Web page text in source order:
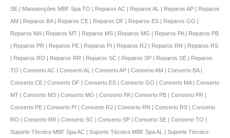
SE | Manutenções MBF Spa TO | Reparos AC | Reparos AL | Reparos AP | Reparos
AM | Reparos BA | Reparos CE | Reparos DF | Reparos ES | Reparos GO |
Reparos MA | Reparos MT | Reparos MS | Reparos MG | Reparos PA | Reparos PB
| Reparos PR | Reparos PE | Reparos PI | Reparos RJ | Reparos RN | Reparos RS
| Reparos RO | Reparos RR | Reparos SC | Reparos SP | Reparos SE | Reparos
TO | Conserto AC | Conserto AL | Conserto AP | Conserto AM | Conserto BA |
Conserto CE | Conserto DF | Conserto ES | Conserto GO | Conserto MA | Conserto
MT | Conserto MS | Conserto MG | Conserto PA | Conserto PB | Conserto PR |
Conserto PE | Conserto PI | Conserto RJ | Conserto RN | Conserto RS | Conserto
RO | Conserto RR | Conserto SC | Conserto SP | Conserto SE | Conserto TO |
Suporte Técnico MBF Spa AC | Suporte Técnico MBF Spa AL | Suporte Técnico